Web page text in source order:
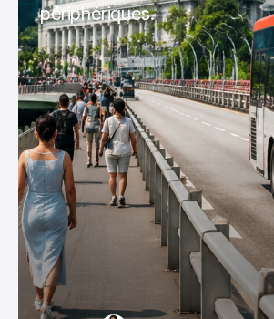
périphériques.